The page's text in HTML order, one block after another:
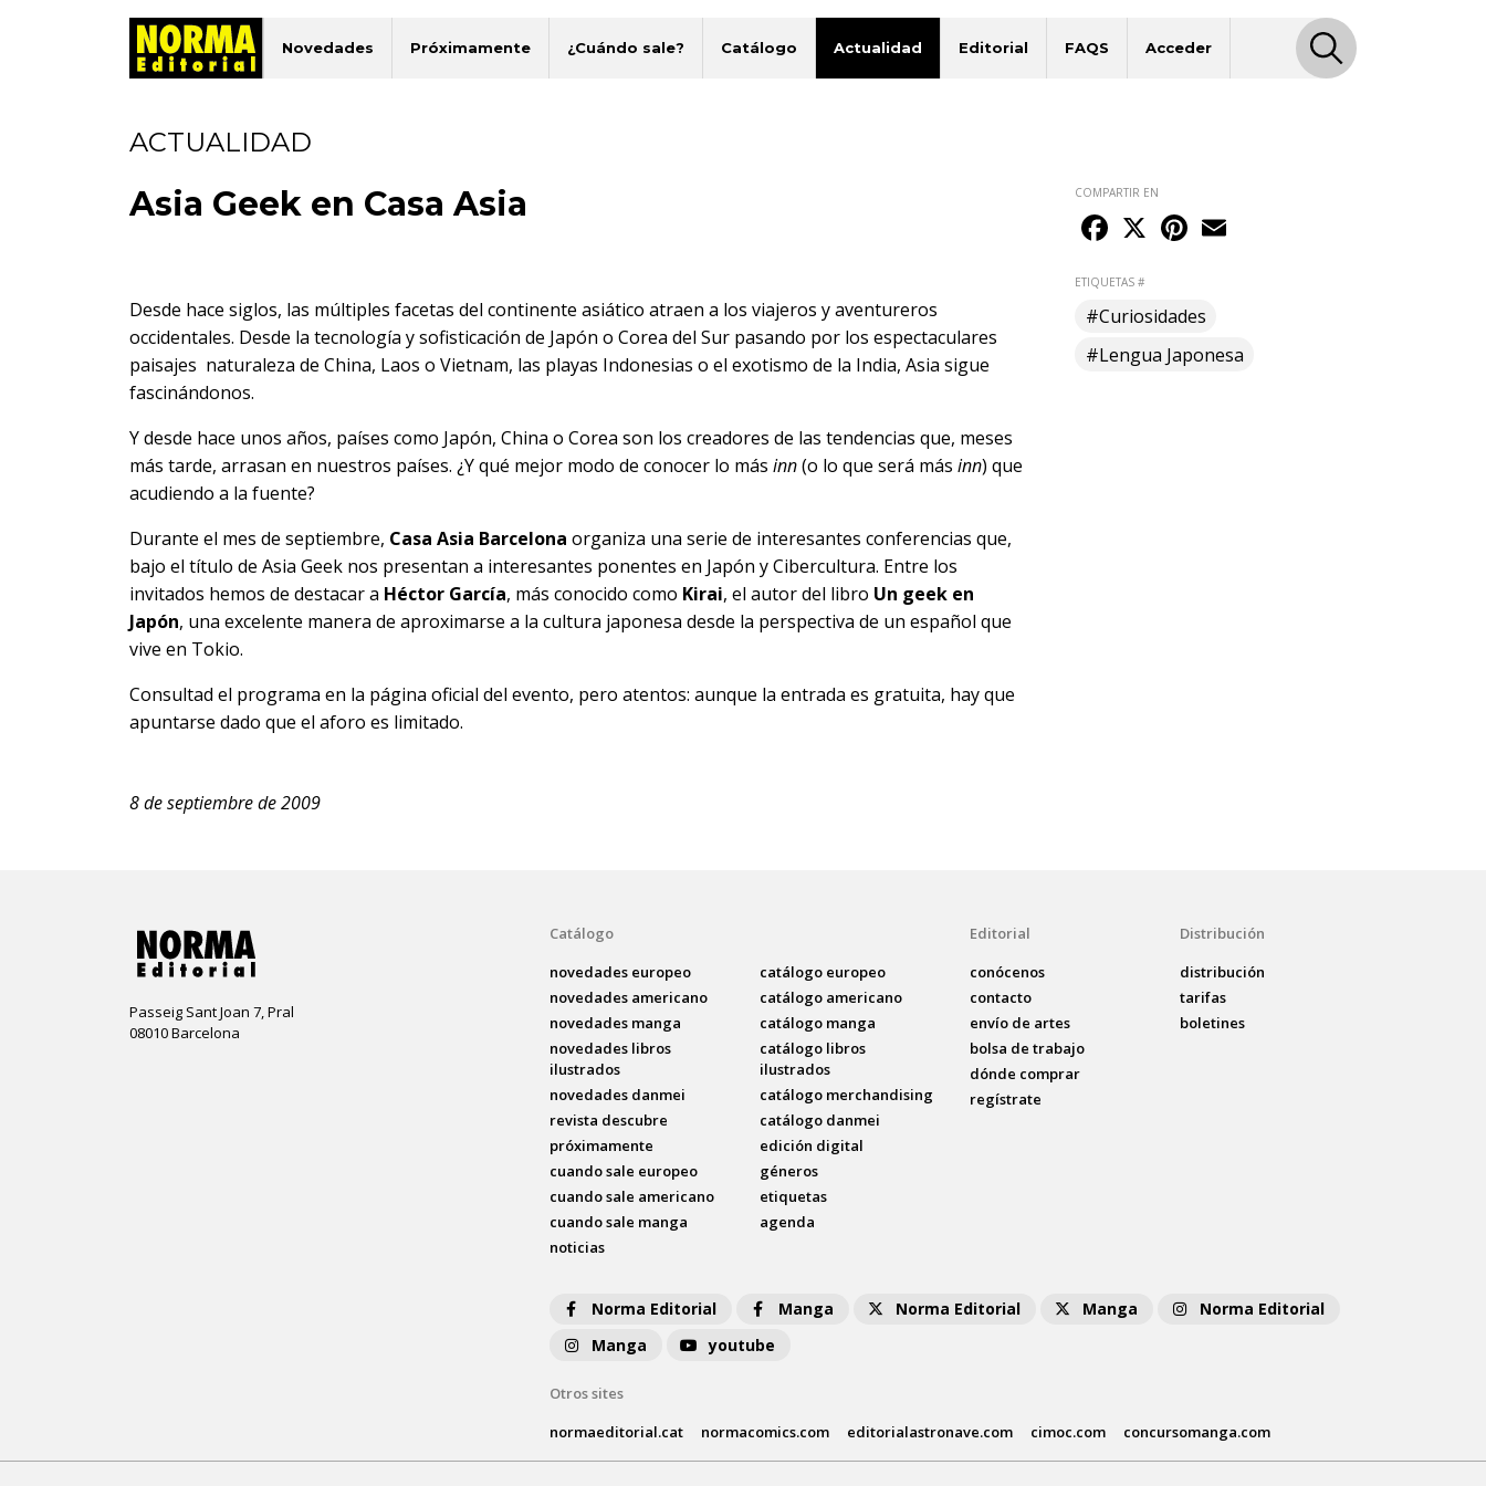
Novedades Próximamente ¿Cuándo sale? Catálogo Actualidad Editorial FAQS Acceder
ACTUALIDAD
Asia Geek en Casa Asia
Desde hace siglos, las múltiples facetas del continente asiático atraen a los viajeros y aventureros
occidentales. Desde la tecnología y sofisticación de Japón o Corea del Sur pasando por los espectaculares
paisajes naturaleza de China, Laos o Vietnam, las playas Indonesias o el exotismo de la India, Asia sigue
fascinándonos.
Y desde hace unos años, países como Japón, China o Corea son los creadores de las tendencias que, meses
más tarde, arrasan en nuestros países. ¿Y qué mejor modo de conocer lo más inn(o lo que será más inn) que
acudiendo a la fuente?
Durante el mes de septiembre, Casa Asia Barcelona organiza una serie de interesantes conferencias que,
bajo el título de Asia Geek nos presentan a interesantes ponentes en Japón y Cibercultura. Entre los
invitados hemos de destacar a Héctor García, más conocido como Kirai, el autor del libro Un geek en
Japón, una excelente manera de aproximarse a la cultura japonesa desde la perspectiva de un español que
vive en Tokio.
Consultad el programa en la página oficial del evento, pero atentos: aunque la entrada es gratuita, hay que
apuntarse dado que el aforo es limitado.
8 de septiembre de 2009
COMPARTIR EN
Facebook
X Pinterest
ETIQUETAS #
#Curiosidades
#Lengua Japonesa
Passeig Sant Joan 7, Pral
08010 Barcelona
Catálogo
novedades europeo
novedades americano
novedades manga
novedades libros
ilustrados
novedades danmei
revista descubre
próximamente
cuando sale europeo
cuando sale americano
cuando sale manga
noticias
catálogo europeo
catálogo americano
catálogo manga
catálogo libros
ilustrados
catálogo merchandising
catálogo danmei
edición digital
géneros
etiquetas
agenda
Editorial
conócenos
contacto
envío de artes
bolsa de trabajo
dónde comprar
regístrate
Distribución
distribución
tarifas
boletines
Norma Editorial Manga Norma Editorial Manga
Norma Editorial
Manga
youtube
Otros sites
normaeditorial.cat
normacomics.com editorialastronave.com cimoc.com concursomanga.com